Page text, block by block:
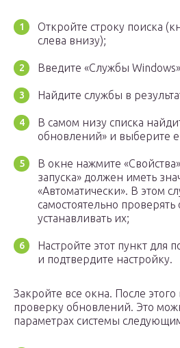
Откройте строку поиска
слева внизу);
Введите «Службы
Найдите службы в
В самом низу списка
обновлений» и выберите
В окне нажмите
запуска» должен иметь
«Автоматически». В этом
самостоятельно
устанавливать их;
Настройте этот пункт для
и подтвердите настройку.
Закройте все окна. После
проверку обновлений. Это
параметрах системы